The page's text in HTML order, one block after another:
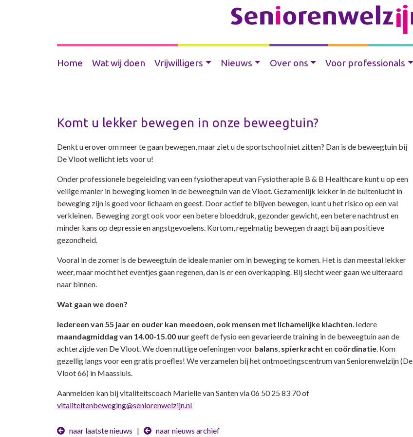
Home Wat wij doen Vrijwilligers Nieuws Over ons Voor professionals
Komt u lekker bewegen in onze beweegtuin?
Denkt u erover om meer te gaan bewegen, maar ziet u de sportschool niet zitten? Dan is de beweegtuin bij
De Vloot wellicht iets voor u!
Onder professionele begeleiding van een fysiotherapeut van Fysiotherapie B & B Healthcare kunt u op een
veilige manier in beweging komen in de beweegtuin van de Vloot. Gezamenlijk lekker in de buitenlucht in
beweging zijn is goed voor lichaam en geest. Door actief te blijven bewegen, kunt u het risico op een val
verkleinen. Beweging zorgt ook voor een betere bloeddruk, gezonder gewicht, een betere nachtrust en
minder kans op depressie en angstgevoelens. Kortom, regelmatig bewegen draagt bij aan positieve
gezondheid.
Vooral in de zomer is de beweegtuin de ideale manier om in beweging te komen. Het is dan meestal lekker
weer, maar mocht het eventjes gaan regenen, dan is er een overkapping. Bij slecht weer gaan we uiteraard
naar binnen.
Wat gaan we doen?
Iedereen van 55 jaar en ouder kan meedoen, ook mensen met lichamelijke klachten. Iedere
maandagmiddagvan 14.00-15.00 uurgeeft de fysio een gevarieerde training in de beweegtuin aan de
achterzijde van De Vloot. We doen nuttige oefeningen voor balans, spierkracht en coördinatie. Kom
gezellig langs voor een gratis proefles! We verzamelen bij het ontmoetingscentrum van Seniorenwelzijn (De
Vloot 66) in Maassluis.
Aanmelden kan bij vitaliteitscoach Marielle van Santen via 06 50 25 83 70 of
vitaliteitenbeweging@seniorenwelzijn.nl
naar laatste nieuws | naar nieuws archief